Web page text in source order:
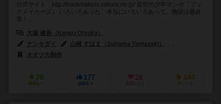
公式サイト http://bookmakers.sakura.ne.jp/ 架空の少年マンガ『ブッ
クメイカーズ』 いろいろあった。本当にいろいろあって、物語は最終
章！...
大塚 健吾（Kengo Otsuka）
ナンキダイ
山崎 すはま（Suhama Yamazaki）
オオツカ制作
78
興味あり
177
経験あり
26
お気に入り
144
持ってる